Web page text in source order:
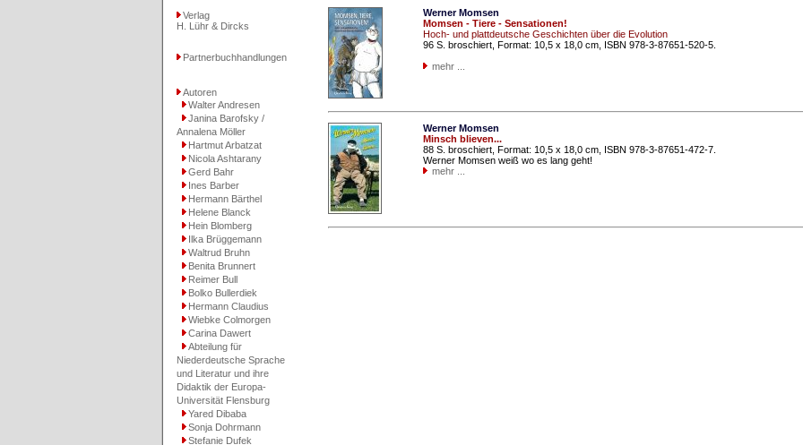
Verlag
H. Lühr & Dircks
Partnerbuchhandlungen
Autoren
Walter Andresen
Janina Barofsky /
Annalena Möller
Hartmut Arbatzat
Nicola Ashtarany
Gerd Bahr
Ines Barber
Hermann Bärthel
Helene Blanck
Hein Blomberg
Ilka Brüggemann
Waltrud Bruhn
Benita Brunnert
Reimer Bull
Bolko Bullerdiek
Hermann Claudius
Wiebke Colmorgen
Carina Dawert
Abteilung für
Niederdeutsche Sprache
und Literatur und ihre
Didaktik der Europa-
Universität Flensburg
Yared Dibaba
Sonja Dohrmann
Stefanie Dufek
Werner Momsen
Momsen - Tiere - Sensationen!
Hoch- und plattdeutsche Geschichten über die Evolution
96 S. broschiert, Format: 10,5 x 18,0 cm, ISBN 978-3-87651-520-5.
mehr ...
Werner Momsen
Minsch blieven...
88 S. broschiert, Format: 10,5 x 18,0 cm, ISBN 978-3-87651-472-7.
Werner Momsen weiß wo es lang geht!
mehr ...